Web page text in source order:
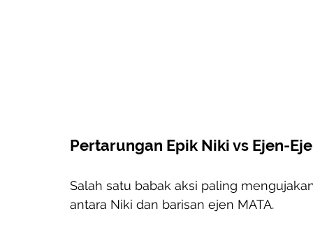
Pertarungan Epik Niki vs Ejen-
Salah satu babak aksi paling
antara Niki dan barisan ejen MATA.